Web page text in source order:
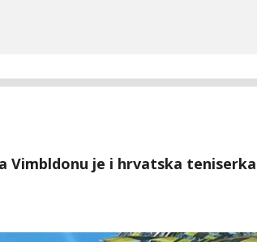
Vimbldonu je i hrvatska